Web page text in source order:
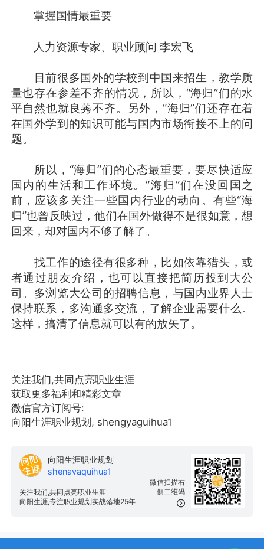
掌握国情最重要
人力资源专家、职业顾问 李宏飞
目前很多国外的学校到中国来招生，教学质
量也存在参差不齐的情况，所以，“海归”们的水
平自然也就良莠不齐。另外，“海归”们还存在着
在国外学到的知识可能与国内市场衔接不上的问
题。
所以，“海归”们的心态最重要，要尽快适应
国内的生活和工作环境。“海归”们在没回国之
前，应该多关注一些国内行业的动向。有些“海
归”也曾反映过，他们在国外做得不是很如意，想
回来，却对国内不够了解了。
找工作的途径有很多种，比如依靠猎头，或
者通过朋友介绍，也可以直接把简历投到大公
司。多浏览大公司的招聘信息，与国内业界人士
保持联系，多沟通多交流，了解企业需要什么。
这样，搞清了信息就可以有的放矢了。
关注我们,共同点亮职业生涯
获取更多福利和精彩文章
微信官方订阅号:
向阳生涯职业规划, shengyaguihua1
微信扫描右
侧二维码
向阳生涯职业规划
shenavaquihua1
关注我们,共同点亮职业生涯
向阳生涯,专注职业规划实战落地25年